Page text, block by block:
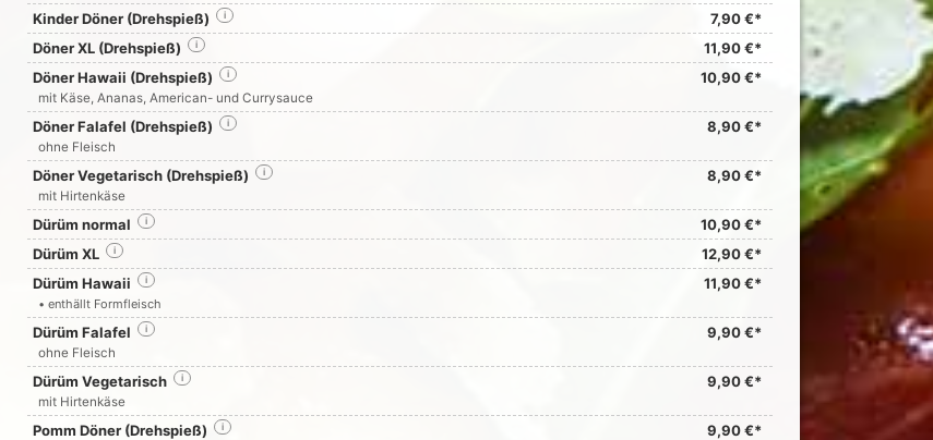
Kinder Döner (Drehspieß) 7,90 €*
i
Döner XL (Drehspieß) 11,90 €*
i
Döner Hawaii (Drehspieß) 10,90 €*
i
mit Käse, Ananas, American- und Currysauce
Döner Falafel (Drehspieß) 8,90 €*
i
ohne Fleisch
Döner Vegetarisch (Drehspieß) 8,90 €*
i
mit Hirtenkäse
Dürüm normal 10,90 €*
i
Dürüm XL 12,90 €*
i
Dürüm Hawaii 11,90 €*
i
• enthällt Formfleisch
Dürüm Falafel 9,90 €*
i
ohne Fleisch
Dürüm Vegetarisch 9,90 €*
i
mit Hirtenkäse
Pomm Döner (Drehspieß) 9,90 €*
i